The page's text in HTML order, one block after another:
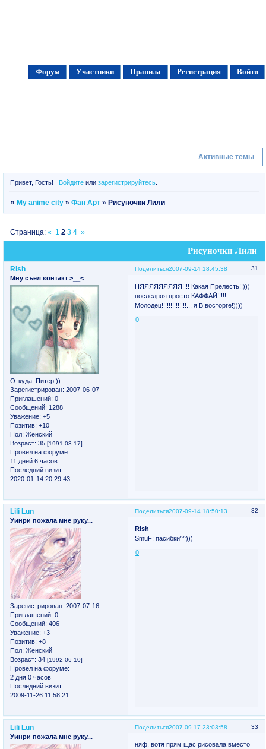
Форум Участники Правила Регистрация Войти
Активные темы
Привет, Гость! Войдитеили зарегистрируйтесь.
»My anime city »Фан Арт »Рисуночки Лили
Рисуночки Лили
Страница:« 1 2 3 4 »
Поделиться 31
2007-09-14 18:45:38
Rish
Мну съел контакт >__<
Откуда: Питер!))..
Зарегистрирован: 2007-06-07
Приглашений: 0
Сообщений: 1288
Уважение: +5
Позитив: +10
Пол: Женский
Возраст: 35 [1991-03-17]
Провел на форуме:
11 дней 6 часов
Последний визит:
2020-01-14 20:29:43
НЯЯЯЯЯЯЯЯЯ!!!! Какая Прелесть!!)))
последняя просто КАФФАЙ!!!!!
Молодец!!!!!!!!!!!!!!... я В восторге!))))
0
Поделиться 32
2007-09-14 18:50:13
Lili Lun
Уинри пожала мне руку...
Зарегистрирован: 2007-07-16
Приглашений: 0
Сообщений: 406
Уважение: +3
Позитив: +8
Пол: Женский
Возраст: 34 [1992-06-10]
Провел на форуме:
2 дня 0 часов
Последний визит:
2009-11-26 11:58:21
Rish
SmuF: пасибки^^)))
0
Поделиться 33
2007-09-17 23:03:58
Lili Lun
Уинри пожала мне руку...
няф, вотя прям щас рисовала вместо